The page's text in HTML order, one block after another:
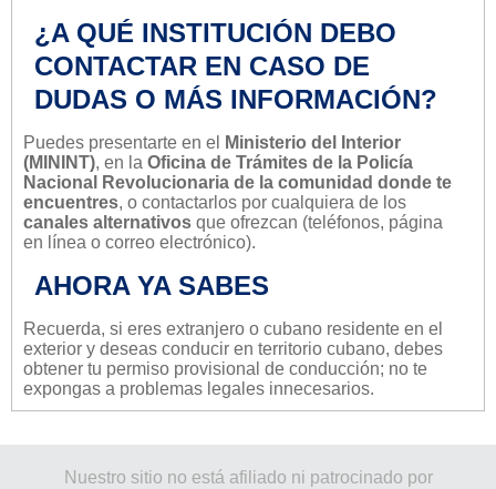
¿A QUÉ INSTITUCIÓN DEBO
CONTACTAR EN CASO DE
DUDAS O MÁS INFORMACIÓN?
Puedes presentarte en el
Ministerio del Interior
(MININT), en la Oficina de Trámites de la Policía
Nacional Revolucionaria de la comunidad donde te
encuentres, o contactarlos por cualquiera de los
canales alternativos que ofrezcan (teléfonos, página
en línea o correo electrónico).
AHORA YA SABES
Recuerda, si eres extranjero o cubano residente en el
exterior y deseas conducir en territorio cubano, debes
obtener tu permiso provisional de conducción; no te
expongas a problemas legales innecesarios.
Nuestro sitio no está afiliado ni patrocinado por